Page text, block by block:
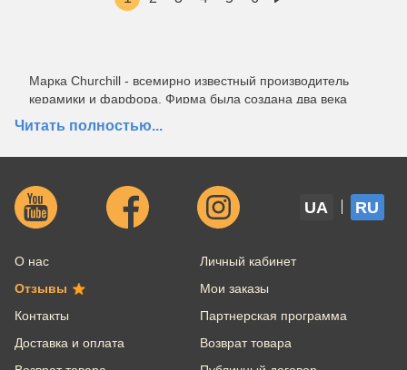
Марка Сhurchill - всемирно известный производитель
керамики и фарфора. Фирма была создана два века
они не только расширили штат компании до тысячи
английская посуда Churchill - это мировой бренд, ее
можно найти в 60 странах, количество партнеров по
дистрибьюторской сети насчитывает более 500 фирм, а
званием лидера по производству английской керамики и
фарфора.
Сhurchill - посуда с секретом
Семья Бриджвуд уже два века хранит секрет столь
Читать полностью...
UA RU
О нас
Отзывы
Контакты
Доставка и оплата
Личный кабинет
Мои заказы
Партнерская программа
Возврат товара